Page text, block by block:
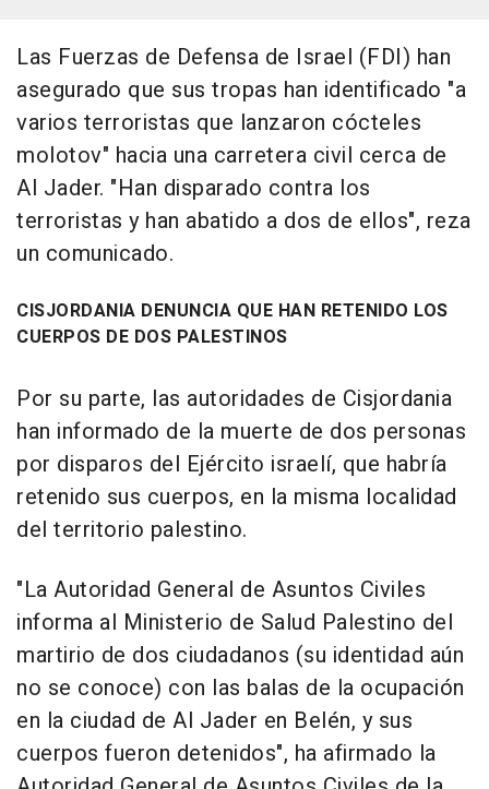
Las Fuerzas de Defensa de Israel (FDI) han
asegurado que sus tropas han identificado "a
varios terroristas que lanzaron cócteles
molotov" hacia una carretera civil cerca de
Al Jader. "Han disparado contra los
terroristas y han abatido a dos de ellos", reza
un comunicado.
CISJORDANIA DENUNCIA QUE HAN RETENIDO LOS
CUERPOS DE DOS PALESTINOS
Por su parte, las autoridades de Cisjordania
han informado de la muerte de dos personas
por disparos del Ejército israelí, que habría
retenido sus cuerpos, en la misma localidad
del territorio palestino.
"La Autoridad General de Asuntos Civiles
informa al Ministerio de Salud Palestino del
martirio de dos ciudadanos (su identidad aún
no se conoce) con las balas de la ocupación
en la ciudad de Al Jader en Belén, y sus
cuerpos fueron detenidos", ha afirmado la